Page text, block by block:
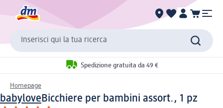
Inserisci qui la tua ricerca
Spedizione gratuita da 49 €
Homepage
babyloveBicchiere per bambini assort., 1 pz